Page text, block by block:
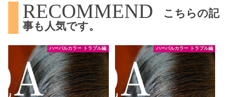
RECOMMEND
こちらの記
事も人気です。
ハーバルカラー トラブル編 ハーバルカラー トラブル編